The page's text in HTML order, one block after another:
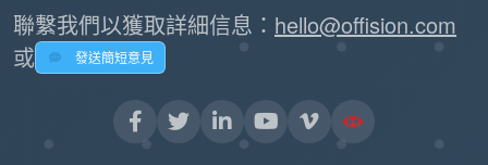
聯繫我們以獲取詳細信息： hello@offision.com
或
發送簡短意見